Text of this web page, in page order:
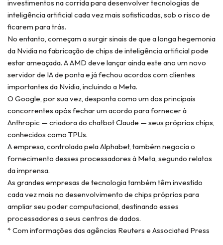
investimentos na corrida para desenvolver tecnologias de
inteligência artificial cada vez mais sofisticadas, sob o risco de
ficarem para trás.
No entanto, começam a surgir sinais de que a longa hegemonia
da Nvidia na fabricação de chips de inteligência artificial pode
estar ameaçada. A AMD deve lançar ainda este ano um novo
servidor de IA de ponta e já fechou acordos com clientes
importantes da Nvidia, incluindo a Meta.
O Google, por sua vez, desponta como um dos principais
concorrentes após fechar um acordo para fornecer à
Anthropic — criadora do chatbot Claude — seus próprios chips,
conhecidos como TPUs.
A empresa, controlada pela Alphabet, também negocia o
fornecimento desses processadores à Meta, segundo relatos
da imprensa.
As grandes empresas de tecnologia também têm investido
cada vez mais no desenvolvimento de chips próprios para
ampliar seu poder computacional, destinando esses
processadores a seus centros de dados.
* Com informações das agências Reuters e Associated Press